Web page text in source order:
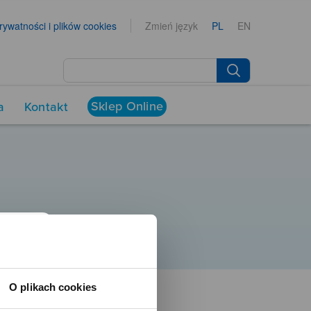
O plikach cookies
i plików cookies Zmień język PL EN
Kontakt Sklep Online